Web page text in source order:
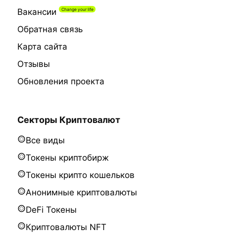
Вакансии
Обратная связь
Карта сайта
Отзывы
Обновления проекта
Секторы Криптовалют
Все виды
Токены криптобирж
Токены крипто кошельков
Анонимные криптовалюты
DeFi Токены
Криптовалюты NFT